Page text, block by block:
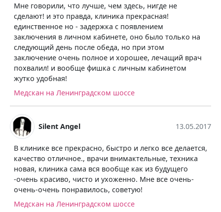
Мне говорили, что лучше, чем здесь, нигде не
сделают! и это правда, клиника прекрасная!
единственное но - задержка с появлением
заключения в личном кабинете, оно было только на
следующий день после обеда, но при этом
заключение очень полное и хорошее, лечащий врач
похвалил! и вообще фишка с личным кабинетом
жутко удобная!
Медскан на Ленинградском шоссе
Silent Angel 13.05.2017
В клинике все прекрасно, быстро и легко все делается,
качество отличное., врачи внимактельные, техника
новая, клиника сама вся вообще как из будущего
-очень красиво, чисто и ухоженно. Мне все очень-
очень-очень понравилось, советую!
Медскан на Ленинградском шоссе